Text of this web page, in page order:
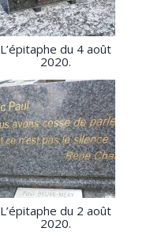
L’épitaphe du 4 août
2020.
L’épitaphe du 2 août
2020.